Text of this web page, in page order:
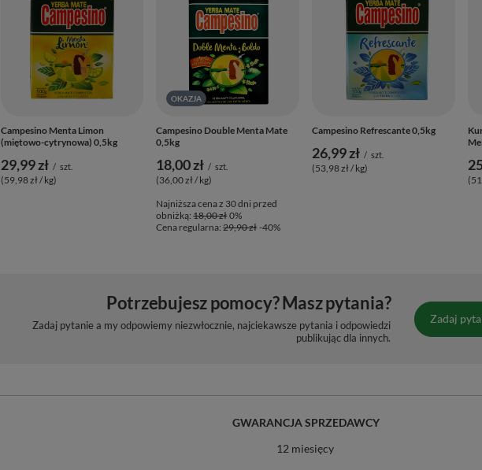
Campesino Menta Limon
(miętowo-cytrynowa) 0,5kg
29,99 zł / szt.
(59,98 zł / kg)
OKAZJA
Campesino Double Menta Mate
0,5kg
18,00 zł / szt.
(36,00 zł / kg)
Najniższa cena z 30 dni przed
obniżką:18,00 zł 0%
Cena regularna:29,90 zł -40%
Campesino Refrescante 0,5kg
26,99 zł / szt.
(53,98 zł / kg)
Potrzebujesz pomocy? Masz pytania?
Zadaj pytanie a my odpowiemy niezwłocznie, najciekawsze pytania i odpowiedzi
publikując dla innych.
Zadaj
GWARANCJA SPRZEDAWCY
12 miesięcy